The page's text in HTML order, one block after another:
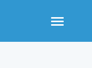
Toggle